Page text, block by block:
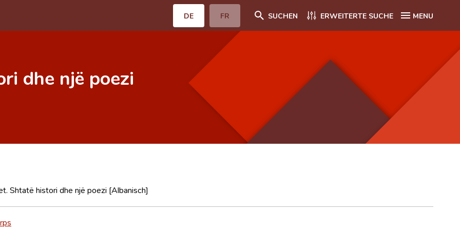
DE FR SUCHEN ERWEITERTE SUCHE MENU
dhe një poezi
Shtatë histori dhe një poezi [Albanisch]